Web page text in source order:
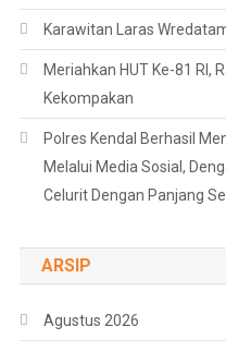
Karawitan Laras
Meriahkan HUT Ke-81 RI,
Kekompakan
Polres Kendal Berhasil
Melalui Media Sosial,
Celurit Dengan Panjang
ARSIP
Agustus 2026